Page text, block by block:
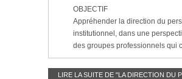
OBJECTIF
Appréhender la direction du
institutionnel, dans une
des groupes professionnels qui
LIRE LA SUITE DE "LA DIRECTION DU